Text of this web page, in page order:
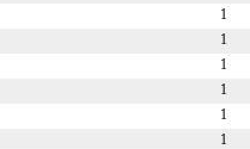
1
1
1
1
1
1